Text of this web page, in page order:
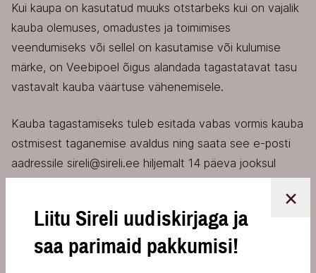
Kui kaupa on kasutatud muuks otstarbeks kui on vajalik
kauba olemuses, omadustes ja toimimises
veendumiseks või sellel on kasutamise või kulumise
märke, on Veebipoel õigus alandada tagastatavat tasu
vastavalt kauba väärtuse vähenemisele.
Kauba tagastamiseks tuleb esitada vabas vormis kauba
ostmisest taganemise avaldus ning saata see e-posti
aadressile sireli@sireli.ee hiljemalt 14 päeva jooksul
Kauba tagastamise kulud kannab ostja, välja arvatud
juhul, kui tagastamise põhjus seisneb asjaolus, et
tagastamisele kuuluv asi ei vasta tellitule (nt vale või
×
Liitu Sireli uudiskirjaga ja
saa parimaid pakkumisi!